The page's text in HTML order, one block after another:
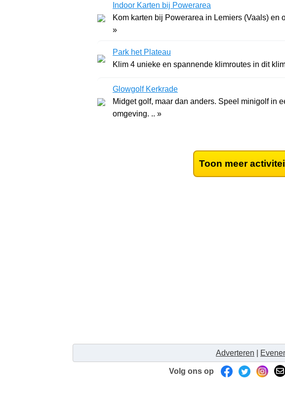
Indoor Karten bij Powerarea
Kom karten bij Powerarea in Lemiers (Vaals) en
»
Park het Plateau
Klim 4 unieke en spannende klimroutes in dit
Glowgolf Kerkrade
Midget golf, maar dan anders. Speel minigolf in
omgeving. .. »
Toon meer
Adverteren
Volg ons op